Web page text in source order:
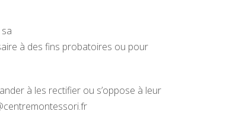
à des fins probatoires ou pour
à les rectifier ou s’oppose à leur